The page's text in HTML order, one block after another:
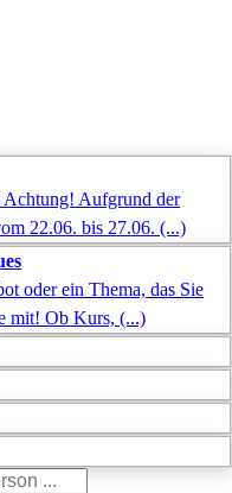
Achtung! Aufgrund der
22.06. bis 27.06. (...)
oder ein Thema, das Sie
mit! Ob Kurs, (...)